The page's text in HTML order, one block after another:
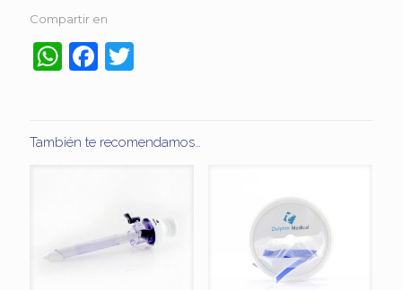
Compartir en
WhatsApp
Facebook
También te recomendamos…